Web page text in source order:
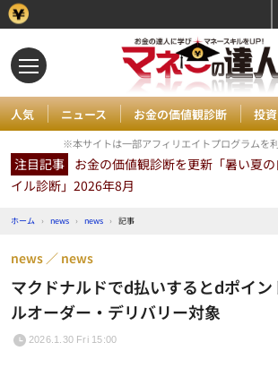
人気 ニュース お金の価値観診断 投資
※本サイトは一部アフィリエイトプログラムを
注目記事 お金の価値観診断を更新「暑い夏
イル診断」2026年8月
ホーム › news › news › 記事
マクドナルドでd払いするとdポイン
ルオーダー・デリバリー対象
news news
2026.1.30 Fri 15:00